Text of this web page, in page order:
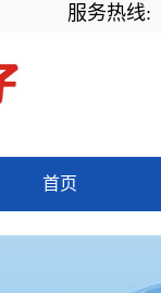
服务热线:
首页